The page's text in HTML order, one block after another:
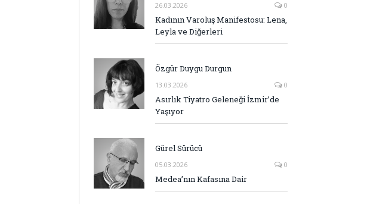
26.03.2026 0
Kadının Varoluş Manifestosu: Lena,
Leyla ve Diğerleri
Özgür Duygu Durgun
13.03.2026 0
Asırlık Tiyatro Geleneği İzmir’de
Yaşıyor
Gürel Sürücü
05.03.2026 0
Medea’nın Kafasına Dair